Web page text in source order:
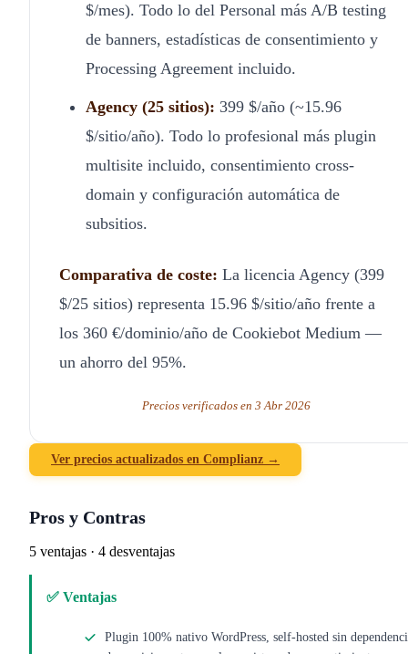
$/mes). Todo lo del Personal más A/B testing
de banners, estadísticas de consentimiento y
Processing Agreement incluido.
Agency (25 sitios): 399 $/año (~15.96
$/sitio/año). Todo lo profesional más plugin
multisite incluido, consentimiento cross-
domain y configuración automática de
subsitios.
Comparativa de coste: La licencia Agency (399
$/25 sitios) representa 15.96 $/sitio/año frente a
los 360 €/dominio/año de Cookiebot Medium —
un ahorro del 95%.
Precios verificados en 3 Abr 2026
Ver precios actualizados en Complianz →
Pros y Contras
5 ventajas · 4 desventajas
✅ Ventajas
Plugin 100% nativo WordPress, self-hosted sin